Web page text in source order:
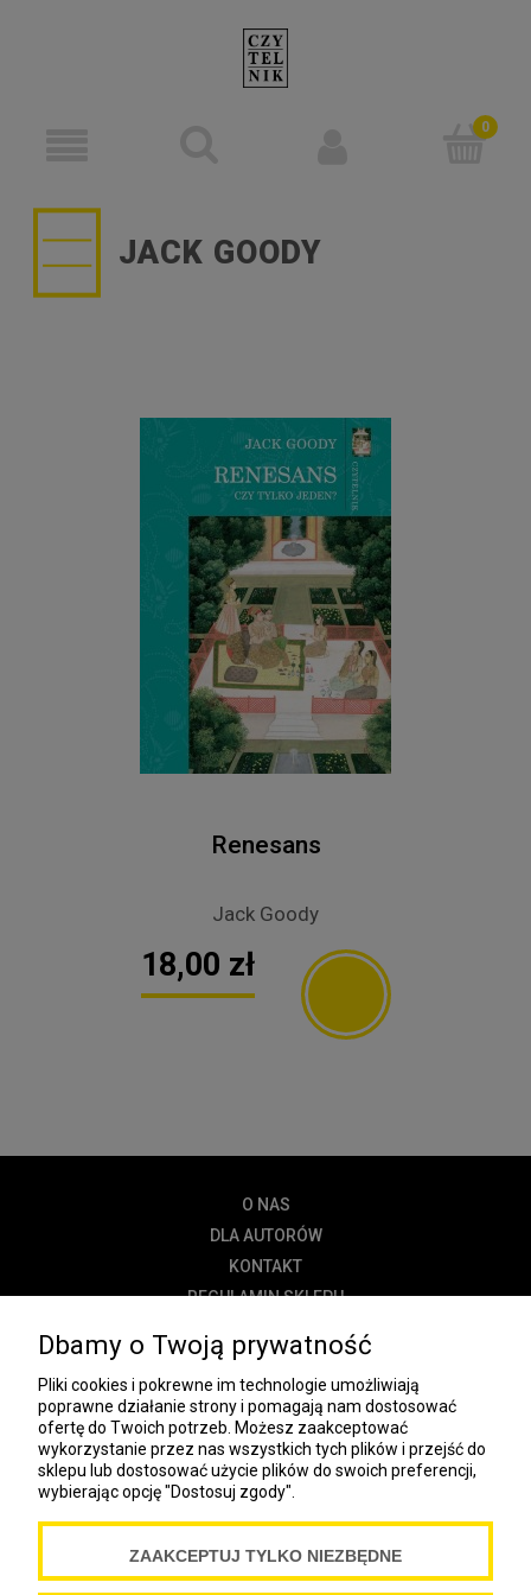
JACK GOODY
Renesans
Jack Goody
18,00 zł
O NAS
DLA AUTORÓW
KONTAKT
REGULAMIN SKLEPU
DOSTAWA
PŁATNOŚĆ
NEWSLETTER
COOKIES
Spółdzielnia Wydawnicza „Czytelnik”
ul. Wiejska 12A
Dbamy o Twoją prywatność
Pliki cookies i pokrewne im technologie umożliwiają
poprawne działanie strony i pomagają nam dostosować
ofertę do Twoich potrzeb. Możesz zaakceptować
wykorzystanie przez nas wszystkich tych plików i przejść do
sklepu lub dostosować użycie plików do swoich preferencji,
wybierając opcję "Dostosuj zgody".
ZAAKCEPTUJ TYLKO NIEZBĘDNE